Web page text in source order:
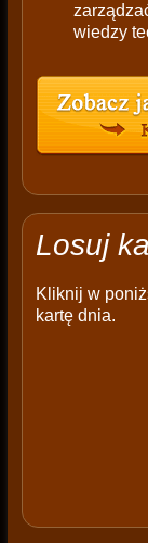
wiedzy
Losuj
Kliknij w
kartę dnia.